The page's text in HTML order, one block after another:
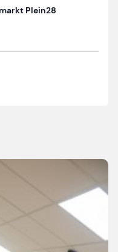
Plein28